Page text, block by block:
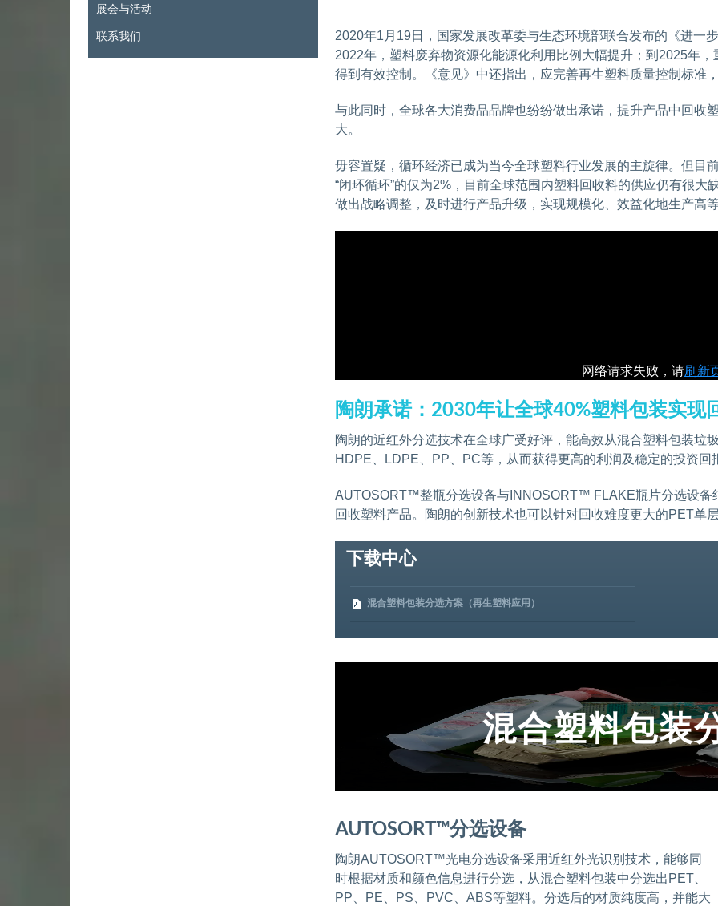
2020年1月19日，国家发展改革委与生态环境部联合发布的《进一
2022年，塑料废弃物资源化能源化利用比例大幅提升；到2025年
得到有效控制。《意见》中还指出，应完善再生塑料质量控制标准
与此同时，全球各大消费品品牌也纷纷做出承诺，提升产品中回收
大。
毋容置疑，循环经济已成为当今全球塑料行业发展的主旋律。但目
“闭环循环”的仅为2%，目前全球范围内塑料回收料的供应仍有很
做出战略调整，及时进行产品升级，实现规模化、效益化地生产高
网络请求失败，请刷新
陶朗承诺：2030年让全球40%塑料包装实现
陶朗的近红外分选技术在全球广受好评，能高效从混合塑料包装垃
HDPE、LDPE、PP、PC等，从而获得更高的利润及稳定的投资回
AUTOSORT™整瓶分选设备与INNOSORT™ FLAKE瓶片分选设备
回收塑料产品。陶朗的创新技术也可以针对回收难度更大的PET单
下载中心
混合塑料包装分选方案（再生塑料应用）
混合塑料包装
AUTOSORT™分选设备
陶朗AUTOSORT™光电分选设备采用近红外光识别技术，能够同
时根据材质和颜色信息进行分选，从混合塑料包装中分选出PET、
PP、PE、PS、PVC、ABS等塑料。分选后的材质纯度高，并能大
展会与活动
联系我们